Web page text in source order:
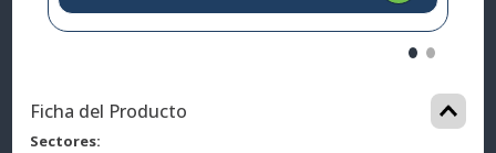
Ficha del Producto
Sectores